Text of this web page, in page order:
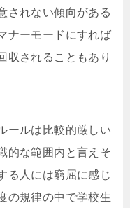
されない傾向がある
ナーモードにすれば
収されることもあり
ールは比較的厳しい
的な範囲内と言えそ
る人には窮屈に感じ
の規律の中で学校生